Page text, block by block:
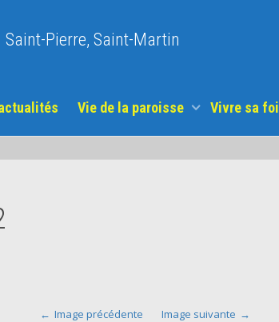
Saint-Pierre, Saint-Martin
Vie de la paroisse Vivre sa foi
Image précédente Image suivante